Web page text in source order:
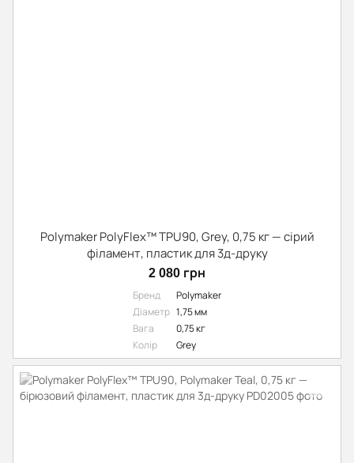
Polymaker PolyFlex™ TPU90, Grey, 0,75 кг — сірий
філамент, пластик для 3д-друку
2 080 грн
Бренд
Polymaker
Діаметр 1,75 мм
Вага
0,75 кг
Колір
Grey